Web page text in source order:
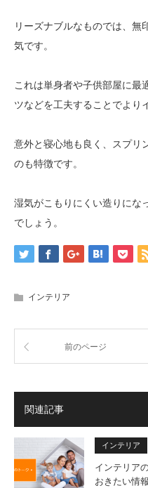
リーズナブルなものでは、無
気です。
これは単身者や子供部屋に最
ツなどを工夫することでより
意外と寝心地も良く、スプリ
のも特徴です。
湿気がこもりにくい造りにな
でしょう。
インテリア
前のページ
関連記事
インテリア
インテリア
おきたい情報